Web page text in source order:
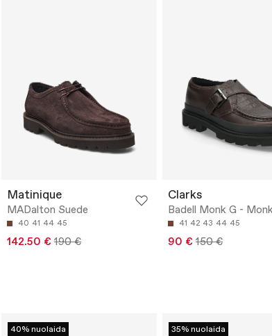
Matinique
MADalton Suede
40 41 44 45
142.50 € 190 €
Clarks
Badell Monk G -
41 42 43 44 45
90 € 150 €
40% nuolaida 35% nuolaida